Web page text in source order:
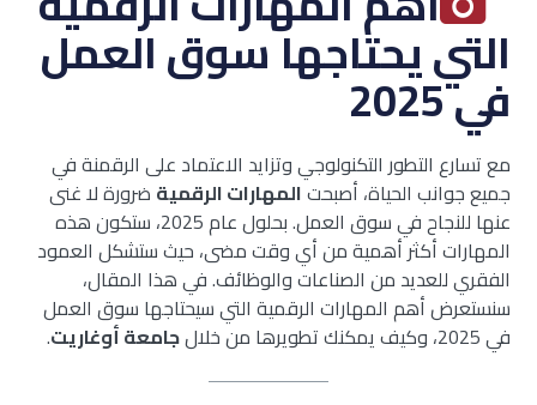
التي يحتاجها سوق العمل
في 2025
مع تسارع التطور التكنولوجي وتزايد الاعتماد على الرقمنة في
جميع جوانب الحياة، أصبحتالمهارات الرقمية ضرورة لا غنى
عنها للنجاح في سوق العمل. بحلول عام 2025، ستكون هذه
المهارات أكثر أهمية من أي وقت مضى، حيث ستشكل العمود
الفقري للعديد من الصناعات والوظائف. في هذا المقال،
سنستعرض أهم المهارات الرقمية التي سيحتاجها سوق العمل
في 2025، وكيف يمكنك تطويرها من خلال
جامعة أوغاريت.